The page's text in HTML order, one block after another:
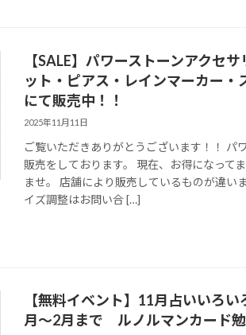
【SALE】パワーストーンアクセ
ット・ピアス・レインマーカー・
にて販売中！！
2025年11月11日
ご覧いただきありがとうございます！！ パ
販売をしております。 現在、お得になって
ませ。 店舗により販売しているものが違い
イズ調整はお問い合 […]
【無料イベント】11月占いいろ
月～2月まで ルノルマンカード